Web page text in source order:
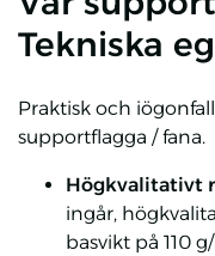
Tekniska
Praktisk och
supportflagga / fana.
Högkvalitativt
ingår,
basvikt på 110